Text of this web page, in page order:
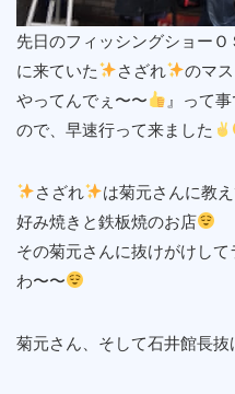
先日のフィッシングショー
に来ていた
さざれ
のマ
やってんでぇ〜〜
』って
ので、早速行って来ました
さざれ
は菊元さんに教
好み焼きと鉄板焼のお店
その菊元さんに抜けがけし
わ〜〜
菊元さん、そして石井館長抜